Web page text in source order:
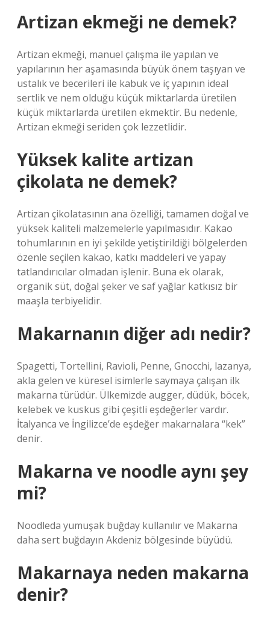
Artizan ekmeği ne demek?
Artizan ekmeği, manuel çalışma ile yapılan ve
yapılarının her aşamasında büyük önem taşıyan ve
ustalık ve becerileri ile kabuk ve iç yapının ideal
sertlik ve nem olduğu küçük miktarlarda üretilen
küçük miktarlarda üretilen ekmektir. Bu nedenle,
Artizan ekmeği seriden çok lezzetlidir.
Yüksek kalite artizan
çikolata ne demek?
Artizan çikolatasının ana özelliği, tamamen doğal ve
yüksek kaliteli malzemelerle yapılmasıdır. Kakao
tohumlarının en iyi şekilde yetiştirildiği bölgelerden
özenle seçilen kakao, katkı maddeleri ve yapay
tatlandırıcılar olmadan işlenir. Buna ek olarak,
organik süt, doğal şeker ve saf yağlar katkısız bir
maaşla terbiyelidir.
Makarnanın diğer adı nedir?
Spagetti, Tortellini, Ravioli, Penne, Gnocchi, lazanya,
akla gelen ve küresel isimlerle saymaya çalışan ilk
makarna türüdür. Ülkemizde augger, düdük, böcek,
kelebek ve kuskus gibi çeşitli eşdeğerler vardır.
İtalyanca ve İngilizce’de eşdeğer makarnalara “kek”
denir.
Makarna ve noodle aynı şey
mi?
Noodleda yumuşak buğday kullanılır ve Makarna
daha sert buğdayın Akdeniz bölgesinde büyüdü.
Makarnaya neden makarna
denir?